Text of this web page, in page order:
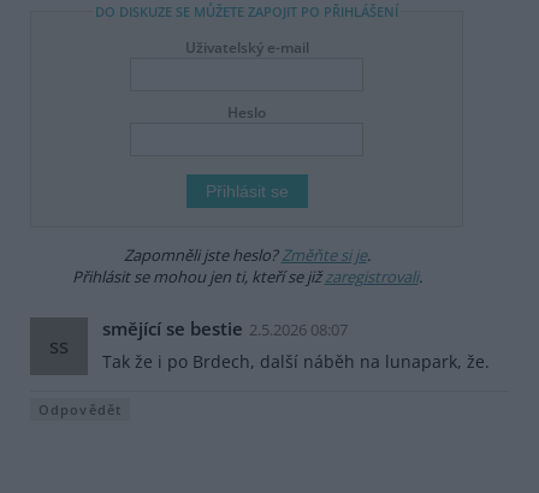
DO DISKUZE SE MŮŽETE ZAPOJIT PO PŘIHLÁŠENÍ
Uživatelský e-mail
Heslo
Zapomněli jste heslo?Změňte si je.
Přihlásit se mohou jen ti, kteří se jižzaregistrovali.
ss
smějící se bestie 2.5.2026 08:07
Tak že i po Brdech, další náběh na lunapark, že.
Odpovědět